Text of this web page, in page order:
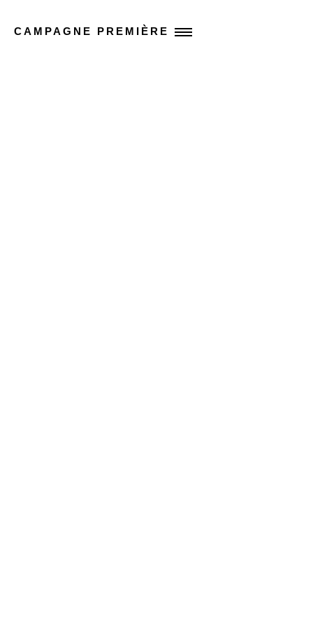
CAMPAGNE PREMIÈRE